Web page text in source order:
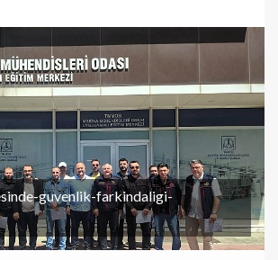
guvenlik-farkindaligi-